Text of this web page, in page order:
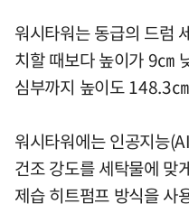
워시타워는 동급의 드럼
치할 때보다 높이가 9㎝
심부까지 높이도 148.3
워시타워에는 인공지능
건조 강도를 세탁물에 맞
제습 히트펌프 방식을 사